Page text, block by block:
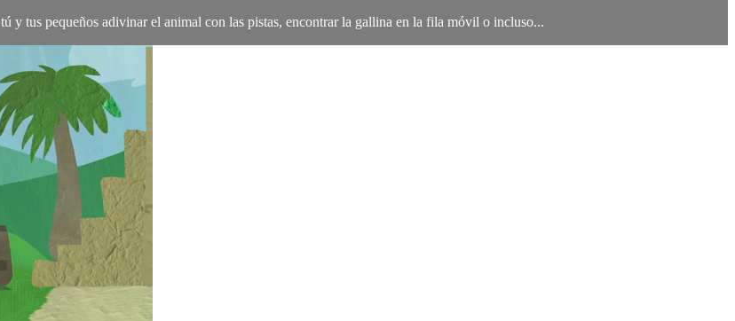
y tus pequeños adivinar el animal con las pistas, encontrar la gallina en la fila móvil o incluso...